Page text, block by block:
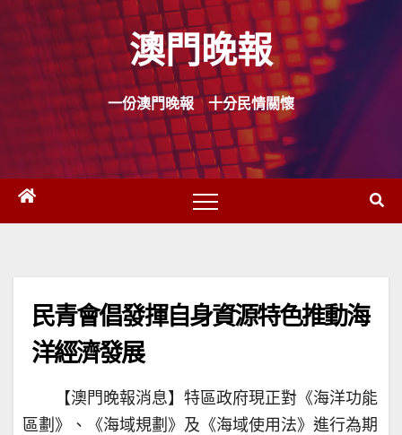
Skip
content
澳門晚報
一份澳門晚報 十分民情關懷
民青會倡發揮自身資源特色推動海
洋經濟發展
【澳門晚報消息】特區政府現正對《海洋功能
區劃》、《海域規劃》及《海域使用法》進行為期